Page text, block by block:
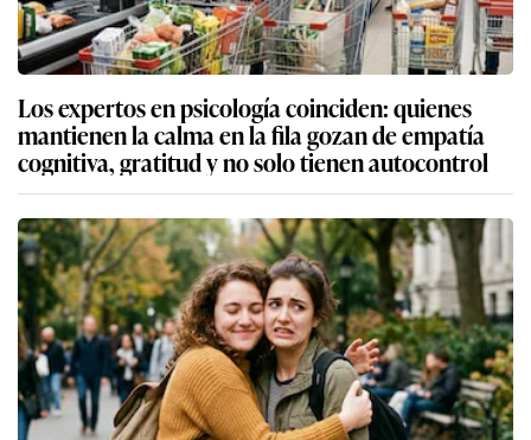
Los expertos en psicología coinciden: quienes
mantienen la calma en la fila gozan de empatía
cognitiva, gratitud y no solo tienen autocontrol